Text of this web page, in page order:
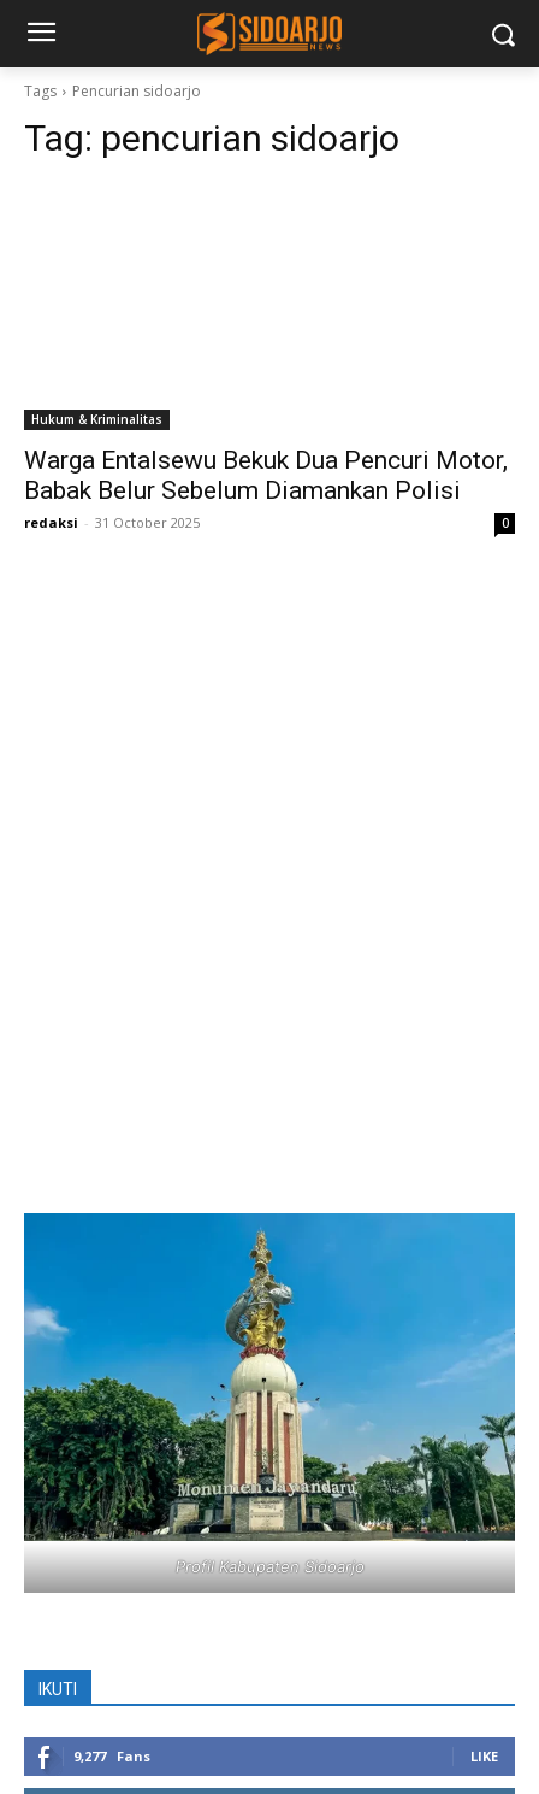
Tags Pencurian sidoarjo
Tag: pencurian sidoarjo
Hukum & Kriminalitas
Warga Entalsewu Bekuk Dua Pencuri Motor,
Babak Belur Sebelum Diamankan Polisi
redaksi - 31 October 2025 0
Profil Kabupaten Sidoarjo
IKUTI
9,277 Fans LIKE